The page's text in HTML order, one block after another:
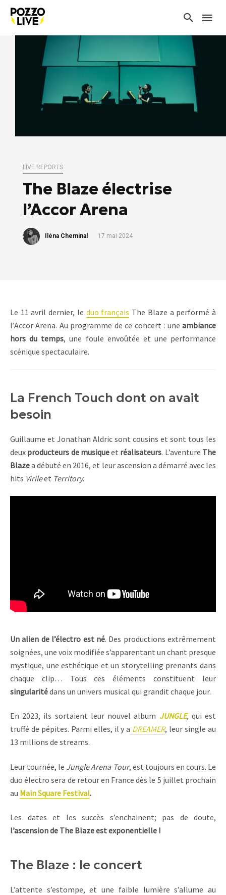
LIVE REPORTS
The Blaze électrise
l’Accor Arena
Iléna Cheminal 17 mai 2024
Le 11 avril dernier, le duo français The Blaze a performé à
l’Accor Arena. Au programme de ce concert : une ambiance
hors du temps, une foule envoûtée et une performance
scénique spectaculaire.
La French Touch dont on avait
besoin
Guillaume et Jonathan Aldric sont cousins et sont tous les
deux producteurs de musiqueet réalisateurs. L’aventure The
Blazea débuté en 2016, et leur ascension a démarré avec les
hits Virileet Territory.
Un alien de l’électro est né. Des productions extrêmement
soignées, une voix modifiée s’apparentant un chant presque
mystique, une esthétique et un storytelling prenants dans
chaque clip… Tous ces éléments constituent leur
singularitédans un univers musical qui grandit chaque jour.
En 2023, ils sortaient leur nouvel album JUNGLE, qui est
truffé de pépites. Parmi elles, il y a DREAMER, leur single au
13 millions de streams.
Leur tournée, le Jungle Arena Tour, est toujours en cours. Le
duo électro sera de retour en France dès le 5 juillet prochain
au Main Square Festival.
Les dates et les succès s’enchainent; pas de doute,
l’ascension de The Blaze est exponentielle !
The Blaze : le concert
L’attente s’estompe, et une faible lumière s’allume au